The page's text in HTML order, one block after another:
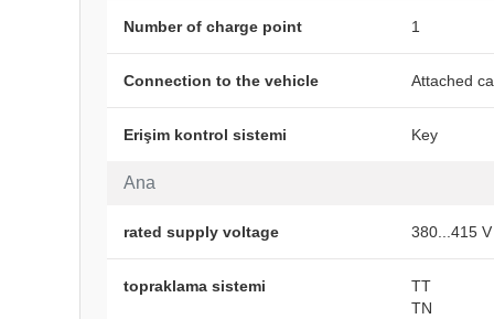
Ana
Number of charge point 1
Connection to the vehicle Attached
Erişim kontrol sistemi Key
rated supply voltage 380...415
topraklama sistemi
TT
TN